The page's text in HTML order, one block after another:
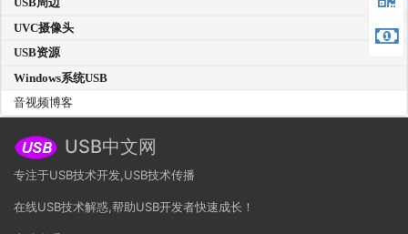
UVC摄像头
USB资源
Windows系统USB
音视频博客
USB中文网
专注于USB技术开发,USB技术传播
在线USB技术解惑,帮助USB开发者快速成长！